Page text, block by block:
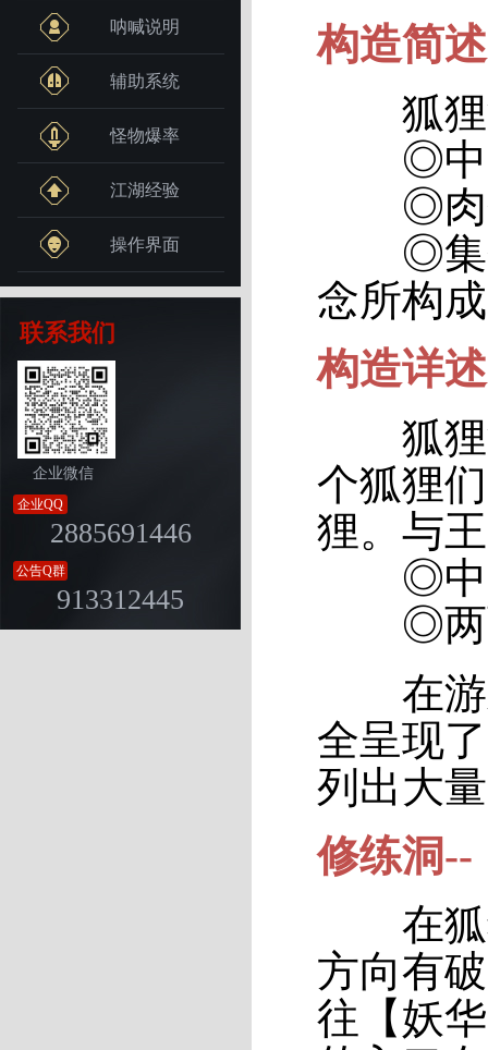
呐喊说明
辅助系统
怪物爆率
江湖经验
操作界面
联系我们
企业微信
企业QQ
2885691446
公告Q群
913312445
构造简
狐狸
◎中
◎肉
◎集会
念所构
构造详
狐狸
个狐狸
狸。与
◎中央
◎两面
在游
全呈现
列出大
修练洞--
在狐
方向有
往【妖